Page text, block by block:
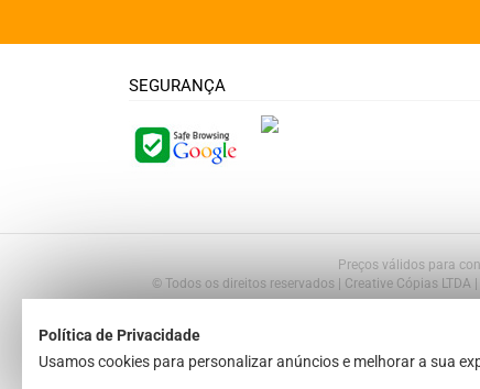
Política de Privacidade
Usamos cookies para personalizar anúncios e melhorar a sua
SEGURANÇA
Preços válidos para
© Todos os direitos reservados | Creative Cópias